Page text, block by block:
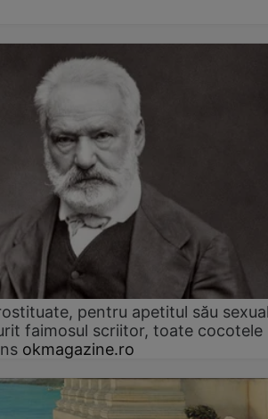
pentru apetitul său
faimosul scriitor, toate cocotele
okmagazine.ro